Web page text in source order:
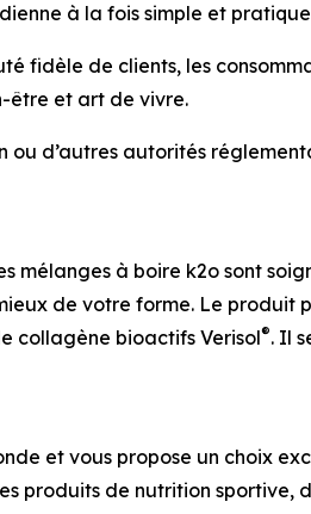
à la fois simple et
fidèle de clients, les
être et art de vivre.
d’autres autorités
mélanges à boire k2o sont
de votre forme. Le
collagène bioactifs Verisol®. Il
et vous propose un choix
produits de nutrition sportive,